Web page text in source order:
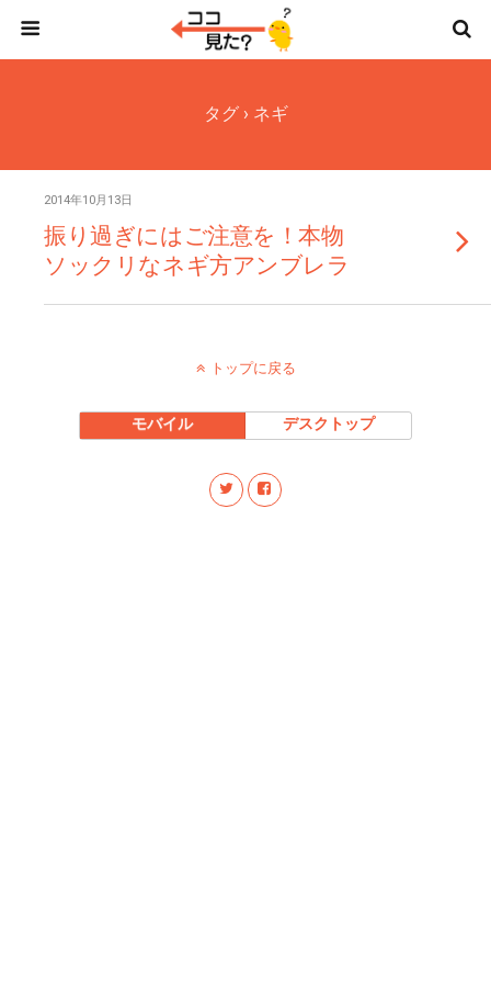
タグ › ネギ
2014年10月13日
振り過ぎにはご注意を！本物
ソックリなネギ方アンブレラ
トップに戻る
モバイル デスクトップ